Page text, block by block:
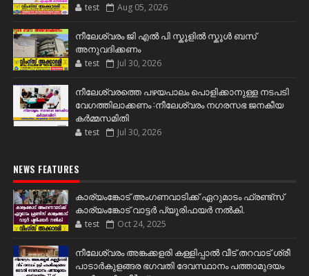
test Aug 05, 2026
നീലേശ്വരം ജി എൽ പി സ്കൂളിൽ സ്കൂൾ ബസ്
അനുവദിക്കണം
test Jul 30, 2026
നീലേശ്വരത്തെ പഴയപാലം പൊളിക്കാനുള്ള നടപടി
വേഗത്തിലാക്കണം :നീലേശ്വരം നഗരസഭ ജനകീയ
കർമ്മസമിതി
test Jul 30, 2026
NEWS FEATURES
കാര്യംങ്കോട് അംഗണവാടിക്ക് ഏറുമാടം ഫ്രണ്ട്സ്
കാര്യംങ്കോട് വാട്ടർ പ്യൂരിഫയർ നൽകി.
test Oct 24, 2025
നീലേശ്വരം അങ്കക്കളരി കള്ളിപ്പാൽ വീട് തറവാട് ശ്രീ
പാടാർകുളങ്ങര ഭഗവതി ദേവസ്ഥാനം പത്താമുദയം